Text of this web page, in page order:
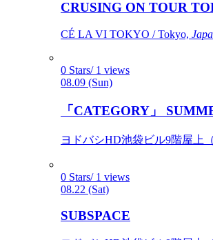
CRUSING ON TOUR
CÉ LA VI TOKYO / Tokyo,
0 Stars/ 1 views
08.09 (Sun)
「CATEGORY」
ヨドバシHD池袋ビル9階屋上
0 Stars/ 1 views
08.22 (Sat)
SUBSPACE